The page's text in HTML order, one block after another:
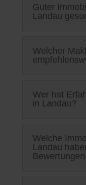
Guter
Landau
Welcher
Wer hat
in Landau?
Welche
Landau